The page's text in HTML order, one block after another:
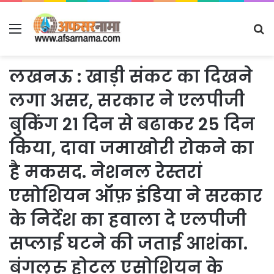
Menu
लखनऊ : खाड़ी संकट का दिखने
लगा असर, सरकार ने एलपीजी
बुकिंग 21 दिन से बढाकर 25 दिन
किया, दावा जमाखोरी रोकने का
है मकसद. नेशनल रेस्तरां
एसोशियन ऑफ़ इंडिया ने सरकार
के निर्देश का हवाला दे एलपीजी
सप्लाई घटने की जताई आशंका.
बंगलुरु होटल एसोशियन के